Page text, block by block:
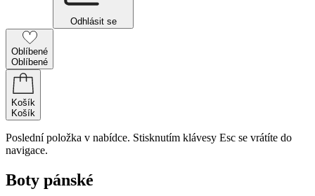
Odhlásit se
Oblíbené
Oblíbené
Košík
Košík
Poslední položka v nabídce. Stisknutím klávesy Esc se vrátíte do
navigace.
Boty pánské